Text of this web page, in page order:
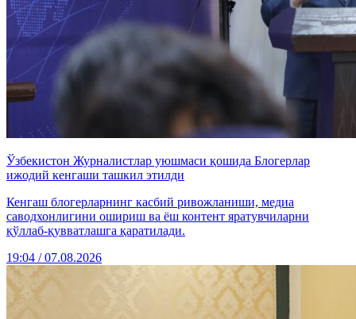
Ўзбекистон Журналистлар уюшмаси қошида Блогерлар
ижодий кенгаши ташкил этилди
Кенгаш блогерларнинг касбий ривожланиши, медиа
саводхонлигини ошириш ва ёш контент яратувчиларни
қўллаб-қувватлашга қаратилади.
19:04 / 07.08.2026